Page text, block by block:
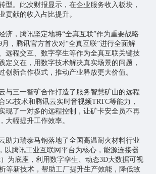
型。此次财报显示，在企业服务收入板块，
贡献的收入占比提升。
济，腾讯坚定地将“全真互联”作为重要战略
，腾讯官方首次对“全真互联”进行全面解
远程交互、 数字孪生等作为全真互联关键技
定义在，用数字技术解决真实场景的问题，
创新合作模式，推动产业释放更大价值。
与三一智矿合作打造了服务智慧矿山的远程
5G技术和腾讯云实时音视频TRTC等能力，
现了一对多的远程控制，让矿卡安全员不再
大幅提升工作效率。
助力瑞泰马钢落地了全国高温耐火材料行业
以腾讯工业互联网平台为核心，能源连接器
）为底座，利用数字孪生、动态3D大数据可视
等新技术，帮助工厂提升生产效能，降低故